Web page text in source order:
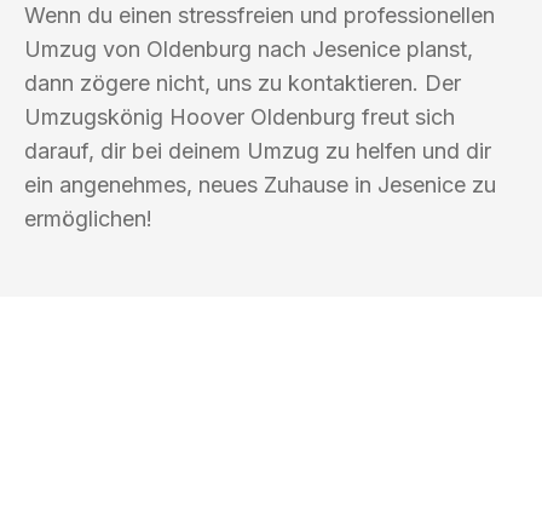
Wenn du einen stressfreien und professionellen
Umzug von Oldenburg nach Jesenice planst,
dann zögere nicht, uns zu kontaktieren. Der
Umzugskönig Hoover Oldenburg freut sich
darauf, dir bei deinem Umzug zu helfen und dir
ein angenehmes, neues Zuhause in Jesenice zu
ermöglichen!